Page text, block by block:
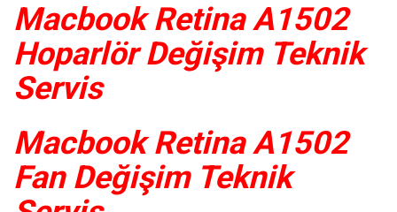
Macbook Retina A1502
Hoparlör Değişim Teknik
Servis
Macbook Retina A1502
Fan Değişim Teknik